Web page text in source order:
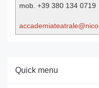
mob. +39 380 134 0719
Quick menu